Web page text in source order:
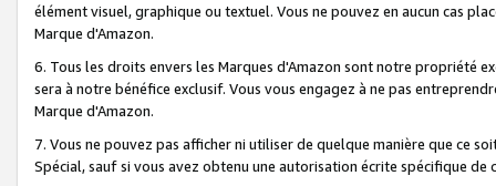
élément visuel, graphique ou textuel. Vous ne pouvez en aucun cas
Marque d'Amazon.
6. Tous les droits envers les Marques d'Amazon sont notre propriété
sera à notre bénéfice exclusif. Vous vous engagez à ne pas
Marque d'Amazon.
7. Vous ne pouvez pas afficher ni utiliser de quelque manière que ce
Spécial, sauf si vous avez obtenu une autorisation écrite spécifique de